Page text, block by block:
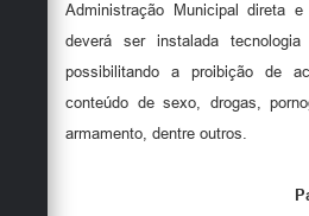
Administração Municipal direta
deverá ser instalada
possibilitando a proibição de
conteúdo de sexo, drogas,
armamento, dentre outros.
Parágrafo